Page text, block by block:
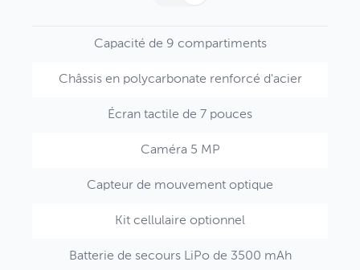
Capacité de 9 compartiments
Châssis en polycarbonate renforcé d'acier
Écran tactile de 7 pouces
Caméra 5 MP
Capteur de mouvement optique
Kit cellulaire optionnel
Batterie de secours LiPo de 3500 mAh